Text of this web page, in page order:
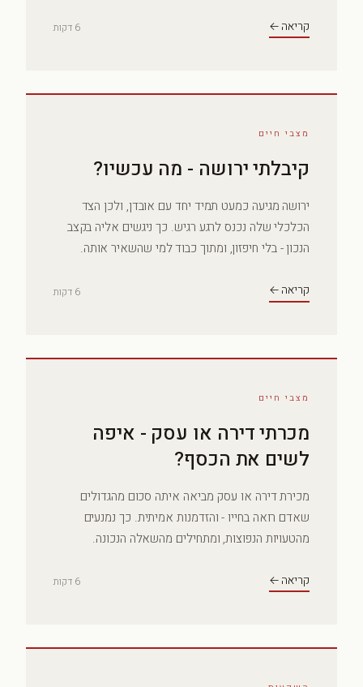
קריאה ← 6 דקות
מצבי חיים
קיבלתי ירושה - מה עכשיו?
ירושה מגיעה כמעט תמיד יחד עם אובדן, ולכן הצד
הכלכלי שלה נכנס לרגע רגיש. כך ניגשים אליה בקצב
הנכון - בלי חיפזון, ומתוך כבוד למי שהשאיר אותה.
קריאה ← 6 דקות
מצבי חיים
מכרתי דירה או עסק - איפה
לשים את הכסף?
מכירת דירה או עסק מביאה איתה סכום מהגדולים
שאדם רואה בחייו - והזדמנות אמיתית. כך נמנעים
מהטעויות הנפוצות, ומתחילים מהשאלה הנכונה.
קריאה ← 6 דקות